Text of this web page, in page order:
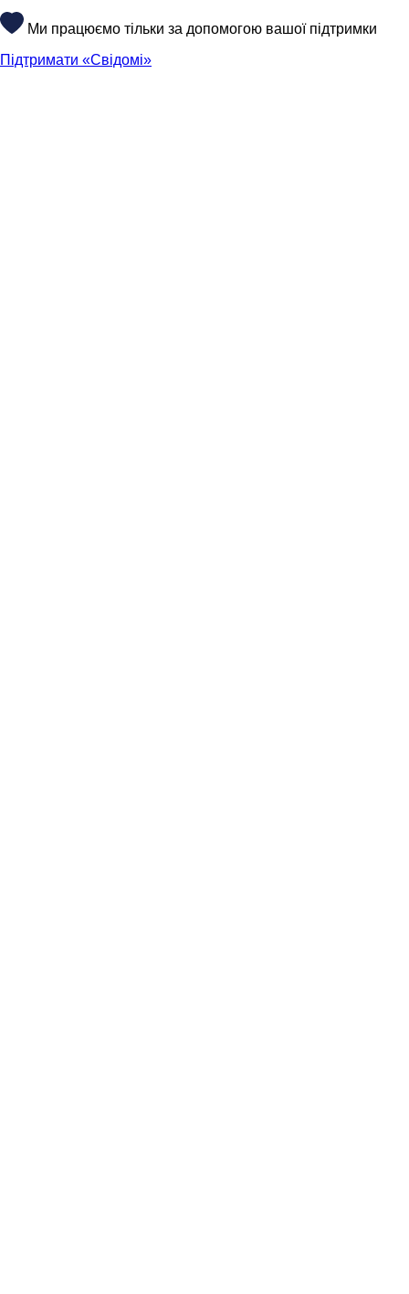
Ми працюємо тільки за допомогою вашої підтримки
Підтримати «Свідомі»